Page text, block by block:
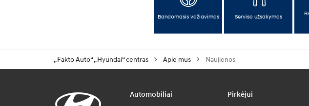
Bandomasis važiavimas Serviso užsakymas
„Fakto Auto“ „Hyundai“ centras Apie mus Naujienos
Automobiliai Pirkėjui